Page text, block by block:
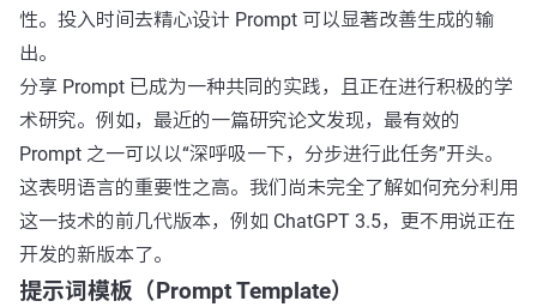
性。投入时间去精心设计 Prompt 可以显著改善生成的输
出。
分享 Prompt 已成为一种共同的实践，且正在进行积极的学
术研究。例如，最近的一篇研究论文发现，最有效的
Prompt 之一可以以“深呼吸一下，分步进行此任务”开头。
这表明语言的重要性之高。我们尚未完全了解如何充分利用
这一技术的前几代版本，例如 ChatGPT 3.5，更不用说正在
开发的新版本了。
提示词模板（Prompt Template）